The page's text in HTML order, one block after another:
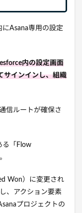
Asana専用の設定
内の設定画面
サインインし、組織
信ルートが確保さ
る「Flow
Won）に変更され
、アクション要素
プロジェクトの